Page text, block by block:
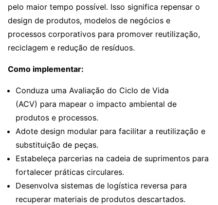
pelo maior tempo possível. Isso significa repensar o
design de produtos, modelos de negócios e
processos corporativos para promover reutilização,
reciclagem e redução de resíduos.
Como implementar:
Conduza uma Avaliação do Ciclo de Vida
(ACV) para mapear o impacto ambiental de
produtos e processos.
Adote design modular para facilitar a reutilização e
substituição de peças.
Estabeleça parcerias na cadeia de suprimentos para
fortalecer práticas circulares.
Desenvolva sistemas de logística reversa para
recuperar materiais de produtos descartados.